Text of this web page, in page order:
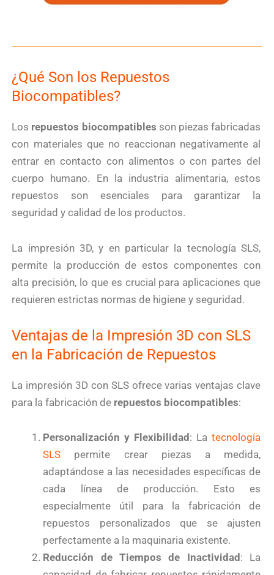
¿Qué Son los Repuestos
Biocompatibles?
Los repuestos biocompatibles son piezas fabricadas
con materiales que no reaccionan negativamente al
entrar en contacto con alimentos o con partes del
cuerpo humano. En la industria alimentaria, estos
repuestos son esenciales para garantizar la
seguridad y calidad de los productos.
La impresión 3D, y en particular la tecnología SLS,
permite la producción de estos componentes con
alta precisión, lo que es crucial para aplicaciones que
requieren estrictas normas de higiene y seguridad.
Ventajas de la Impresión 3D con SLS
en la Fabricación de Repuestos
La impresión 3D con SLS ofrece varias ventajas clave
para la fabricación de repuestos biocompatibles:
Personalización y Flexibilidad : Latecnología
SLS permite crear piezas a medida,
adaptándose a las necesidades específicas de
cada línea de producción. Esto es
especialmente útil para la fabricación de
repuestos personalizados que se ajusten
perfectamente a la maquinaria existente.
Reducción de Tiempos de Inactividad : La